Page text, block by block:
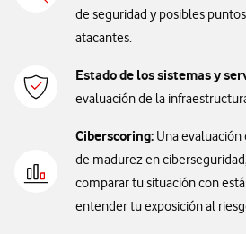
de seguridad y posibles
atacantes.
Estado de los sistemas y
evaluación de la
Ciberscoring: Una
de madurez en
comparar tu situación con
entender tu exposición al